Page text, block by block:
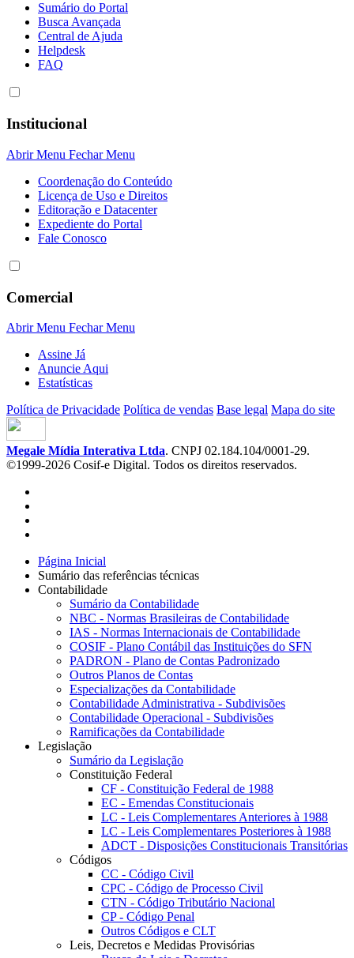
Sumário do Portal
Busca Avançada
Central de Ajuda
Helpdesk
FAQ
Institucional
Abrir Menu Fechar Menu
Coordenação do Conteúdo
Licença de Uso e Direitos
Editoração e Datacenter
Expediente do Portal
Fale Conosco
Comercial
Abrir Menu Fechar Menu
Assine Já
Anuncie Aqui
Estatísticas
Política de Privacidade Política de vendas Base legal Mapa do site
Megale Mídia Interativa Ltda. CNPJ 02.184.104/0001-29.
©1999-2026 Cosif-e Digital. Todos os direitos reservados.
Página Inicial
Sumário das referências técnicas
Contabilidade
Sumário da Contabilidade
NBC - Normas Brasileiras de Contabilidade
IAS - Normas Internacionais de Contabilidade
COSIF - Plano Contábil das Instituições do SFN
PADRON - Plano de Contas Padronizado
Outros Planos de Contas
Especializações da Contabilidade
Contabilidade Administrativa - Subdivisões
Contabilidade Operacional - Subdivisões
Ramificações da Contabilidade
Legislação
Sumário da Legislação
Constituição Federal
CF - Constituição Federal de 1988
EC - Emendas Constitucionais
LC - Leis Complementares Anteriores à 1988
LC - Leis Complementares Posteriores à 1988
ADCT - Disposições Constitucionais Transitórias
Códigos
CC - Código Civil
CPC - Código de Processo Civil
CTN - Código Tributário Nacional
CP - Código Penal
Outros Códigos e CLT
Leis, Decretos e Medidas Provisórias